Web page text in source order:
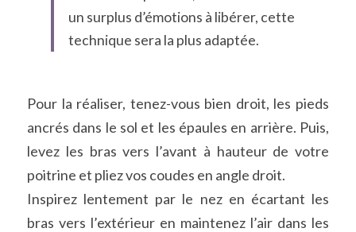
un surplus d’émotions à libérer, cette
technique sera la plus adaptée.
Pour la réaliser, tenez-vous bien droit, les pieds
ancrés dans le sol et les épaules en arrière. Puis,
levez les bras vers l’avant à hauteur de votre
poitrine et pliez vos coudes en angle droit.
Inspirez lentement par le nez en écartant les
bras vers l’extérieur en maintenez l’air dans les